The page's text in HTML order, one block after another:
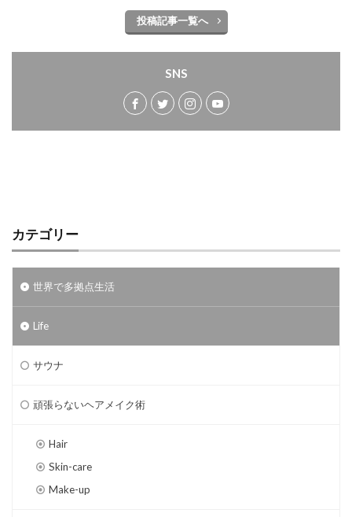
投稿記事一覧へ
SNS
カテゴリー
世界で多拠点生活
Life
サウナ
頑張らないヘアメイク術
Hair
Skin-care
Make-up